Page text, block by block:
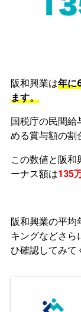
阪和興業は年に
ます。
国税庁の民間給
める賞与額の割
この数値と阪和
ーナス額は135
阪和興業の平均
キングなどさら
ひ確認してみて